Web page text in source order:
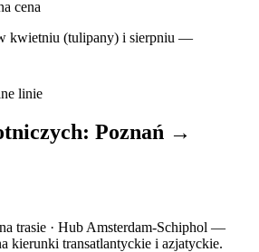
cena
kwietniu (tulipany) i sierpniu —
linie
Poznań →
trasie · Hub Amsterdam-Schiphol —
kierunki transatlantyckie i azjatyckie.